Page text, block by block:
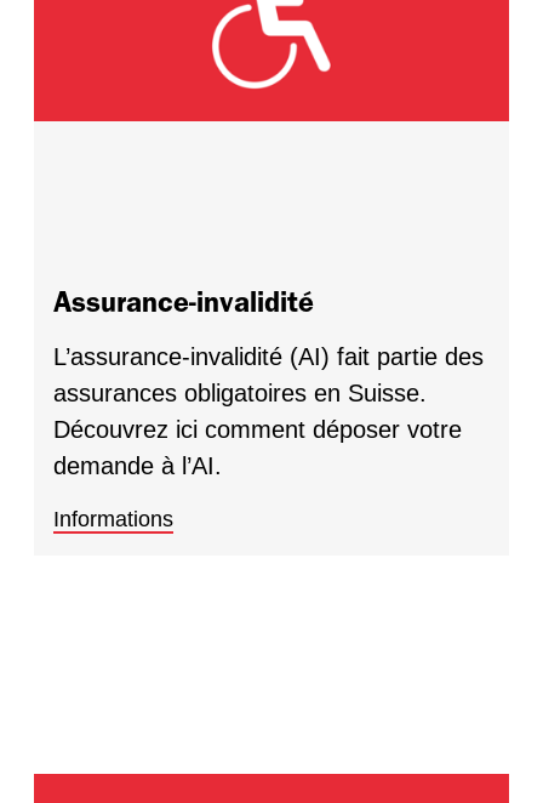
Assurance-invalidité
L’assurance-invalidité (AI) fait partie des
assurances obligatoires en Suisse.
Découvrez ici comment déposer votre
demande à l’AI.
Informations